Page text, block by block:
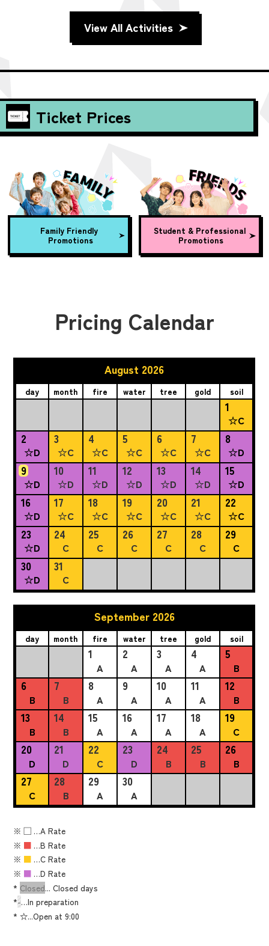
View All Activities
Ticket Prices
Family Friendly
Promotions
Student & Professional
Promotions
Pricing Calendar
August 2026
day month fire water tree gold soil
1
☆C
2
☆D
3
☆C
4
☆C
5
☆C
6
☆C
7
☆C
8
☆D
9
☆D
10
☆D
11
☆D
12
☆D
13
☆D
14
☆D
15
☆D
16
☆D
17
☆C
18
☆C
19
☆C
20
☆C
21
☆C
22
☆C
23
☆D
24
C
25
C
26
C
27
C
28
C
29
C
30
☆D
31
C
September 2026
day month fire water tree gold soil
1
A
2
A
3
A
4
A
5
B
6
B
7
B
8
A
9
A
10
A
11
A
12
B
13
B
14
B
15
A
16
A
17
A
18
A
19
C
20
D
21
D
22
C
23
D
24
B
25
B
26
B
27
C
28
B
29
A
30
A
※■ …A Rate
※ ■ …B Rate
※ ■ …C Rate
※ ■ …D Rate
* Closed... Closed days
*-…In preparation
*☆...Open at 9:00